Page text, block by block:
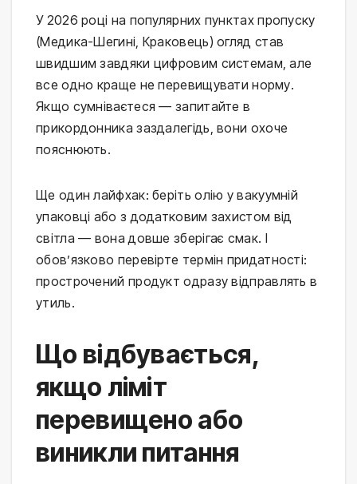
У 2026 році на популярних пунктах пропуску
(Медика-Шегині, Краковець) огляд став
швидшим завдяки цифровим системам, але
все одно краще не перевищувати норму.
Якщо сумніваєтеся — запитайте в
прикордонника заздалегідь, вони охоче
пояснюють.
Ще один лайфхак: беріть олію у вакуумній
упаковці або з додатковим захистом від
світла — вона довше зберігає смак. І
обов’язково перевірте термін придатності:
прострочений продукт одразу відправлять в
утиль.
Що відбувається,
якщо ліміт
перевищено або
виникли питання